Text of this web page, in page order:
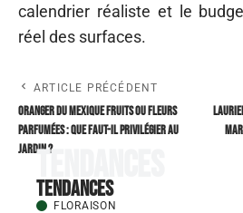
calendrier réaliste et le
réel des surfaces.
ARTICLE PRÉCÉDENT
Oranger du Mexique fruits ou fleurs
parfumées : que faut-il privilégier au
jardin ?Tendances
Tendances
FLORAISON